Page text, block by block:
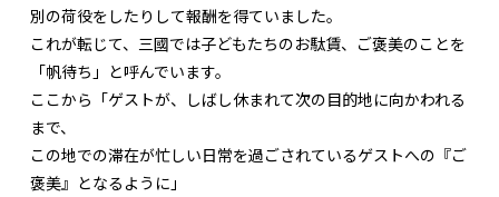
別の荷役をしたりして報酬を得ていました。
これが転じて、三國では子どもたちのお駄賃、ご褒美のことを
「帆待ち」と呼んでいます。
ここから「ゲストが、しばし休まれて次の目的地に向かわれる
まで、
この地での滞在が忙しい日常を過ごされているゲストへの『ご
褒美』となるように」